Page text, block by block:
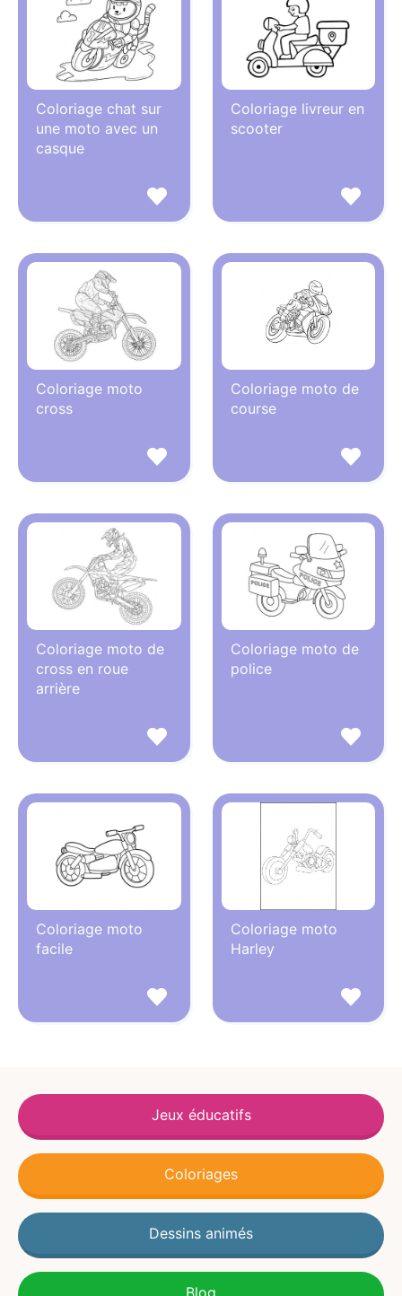
Coloriage chat sur
une moto avec un
casque
Coloriage livreur en
scooter
Coloriage moto
cross
Coloriage moto de
course
Coloriage moto de
cross en roue
arrière
Coloriage moto de
police
Coloriage moto
facile
Coloriage moto
Harley
Jeux éducatifs
Coloriages
Dessins animés
Blog